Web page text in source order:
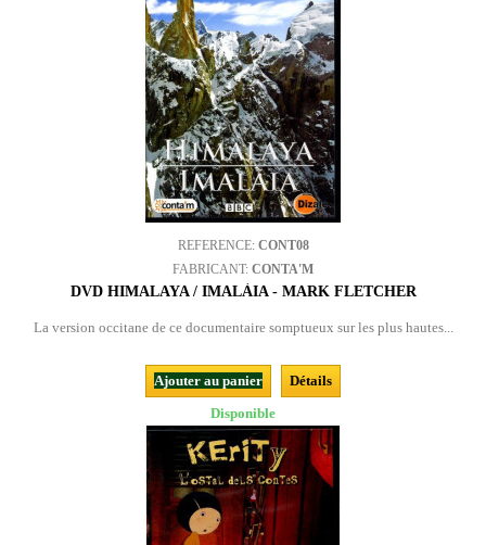
REFERENCE: CONT08
FABRICANT: CONTA'M
DVD HIMALAYA / IMALÀIA - MARK FLETCHER
La version occitane de ce documentaire somptueux sur les plus hautes...
Ajouter au panier
Détails
Disponible